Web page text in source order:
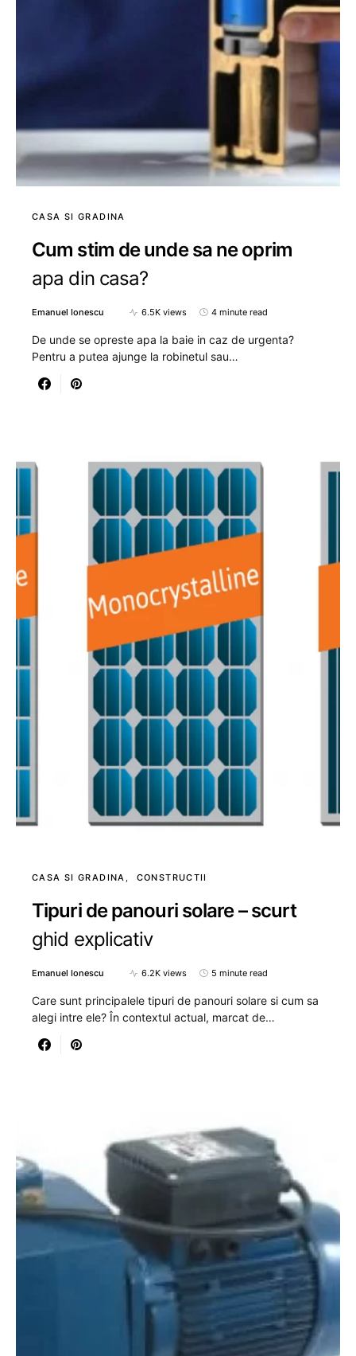
CASA SI GRADINA
Cum stim de unde sa ne oprim
apa din casa?
Emanuel Ionescu 6.5K views 4 minute read
De unde se opreste apa la baie in caz de urgenta?
Pentru a putea ajunge la robinetul sau…
CASA SI GRADINA CONSTRUCTII
Tipuri de panouri solare – scurt
ghid explicativ
Emanuel Ionescu 6.2K views 5 minute read
Care sunt principalele tipuri de panouri solare si cum sa
alegi intre ele? În contextul actual, marcat de…